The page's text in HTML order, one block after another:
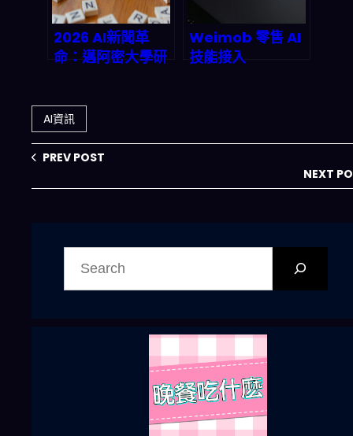
2026 AI新聞革
命：邁阿密大學研
實查核與個人化分
發，媒體業者必看
生存破局指南
Weimob 零售 AI
技能接入
AI資訊
PREV POST
NEXT